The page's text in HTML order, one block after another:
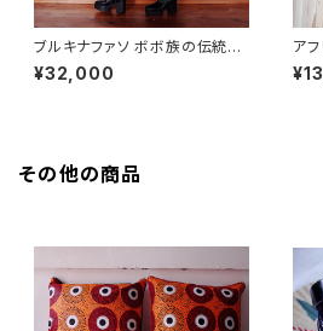
ブルキナファソ ボボ族の伝統藍
染 ジャンバースカート
¥32,000
ア
ラッ
その他の商品